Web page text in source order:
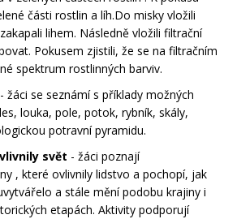
části rostlin a líh.Do misky vložili
lihem. Následně vložili filtrační
Pokusem zjistili, že se na filtračním
spektrum rostlinných barviv.
- žáci se seznámí s příklady možných
louka, pole, potok, rybník, skály,
potravní pyramidu.
svět - žáci poznají
, které ovlivnily lidstvo a pochopí, jak
a stále mění podobu krajiny i
etapách. Aktivity podporují